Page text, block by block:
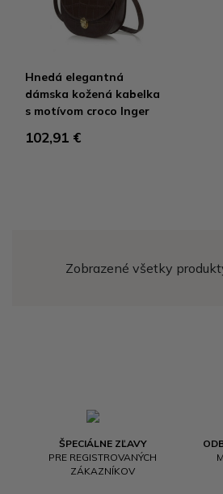
Hnedá elegantná
dámska kožená kabelka
s motívom croco Inger
102,91 €
Zobrazené všetky
ŠPECIÁLNE ZĽAVY
PRE REGISTROVANÝCH
ZÁKAZNÍKOV